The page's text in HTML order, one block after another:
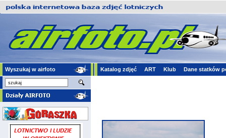
Wyszukaj w airfoto Katalog zdjęć ART Klub Dane statków